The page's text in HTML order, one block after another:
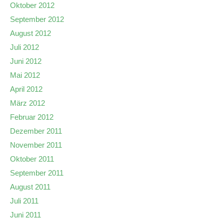
Oktober 2012
September 2012
August 2012
Juli 2012
Juni 2012
Mai 2012
April 2012
März 2012
Februar 2012
Dezember 2011
November 2011
Oktober 2011
September 2011
August 2011
Juli 2011
Juni 2011